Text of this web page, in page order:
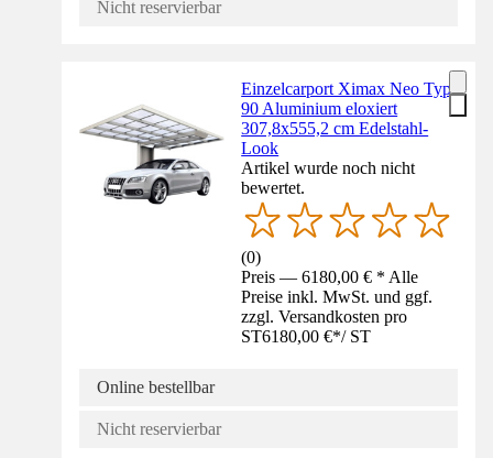
Nicht reservierbar
Einzelcarport Ximax Neo Typ
90 Aluminium eloxiert
307,8x555,2 cm Edelstahl-
Look
Artikel wurde noch nicht
bewertet.
(0)
Preis — 6180,00 € * Alle
Preise inkl. MwSt. und ggf.
zzgl. Versandkosten pro
ST6180,00 €*/ ST
Online bestellbar
Nicht reservierbar